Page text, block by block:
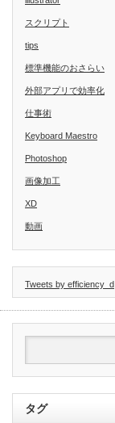
スクリプト
tips
標準機能のおさらい
外部アプリで効率化
仕事術
Keyboard Maestro
Photoshop
画像加工
XD
動画
Tweets by efficiency_d
タグ